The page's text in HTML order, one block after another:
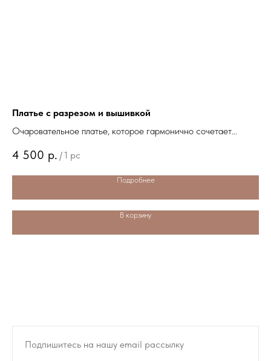
Платье с разрезом и вышивкой
Очаровательное платье, которое гармонично сочетает
национальной культуры Чувашии.
4 500 р. / 1 pc
Подробнее
В корзину